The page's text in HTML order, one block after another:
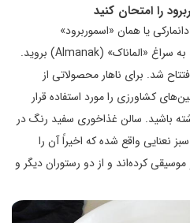
را امتحان کنید
یا همان «اسموربرود»
(Smorrebrod) را تجربه کنید، باید به سراغ «الماناک» (Almanak) بروید.
شد. برای ناهار محصولاتی از
کشاورزی را مورد استفاده قرار
باشید. سالن غذاخوری سفید رنگ در
نعنایی واقع شده که اخیراً آن را
کرده‌اند و از دو رستوران دیگر و